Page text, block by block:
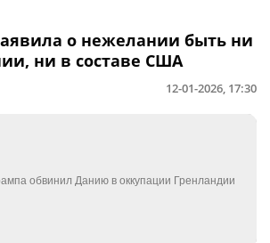
о нежелании быть ни
ни в составе США
12-01-2026, 17:30